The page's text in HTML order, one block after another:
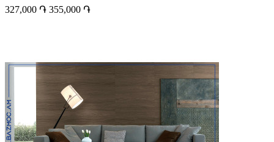
327,000 ֏ 355,000 ֏